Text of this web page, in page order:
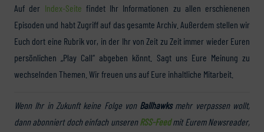
Auf der Index-Seite findet Ihr Informationen zu allen erschienenen
Episoden und habt Zugriff auf das gesamte Archiv. Außerdem stellen wir
Euch dort eine Rubrik vor, in der Ihr von Zeit zu Zeit immer wieder Euren
persönlichen „Play Call“ abgeben könnt. Sagt uns Eure Meinung zu
wechselnden Themen. Wir freuen uns auf Eure inhaltliche Mitarbeit.
Wenn Ihr in Zukunft keine Folge von Ballhawksmehr verpassen wollt,
dann abonniert doch einfach unserenRSS-Feedmit Eurem Newsreader,